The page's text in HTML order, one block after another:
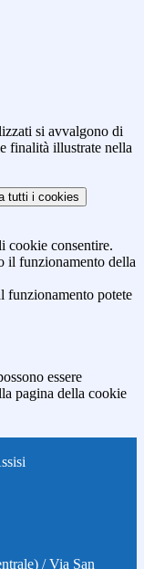
si avvalgono di
finalità illustrate nella
tutti i cookies
cookie consentire.
il funzionamento della
funzionamento potete
essere
pagina della cookie
/ Via San